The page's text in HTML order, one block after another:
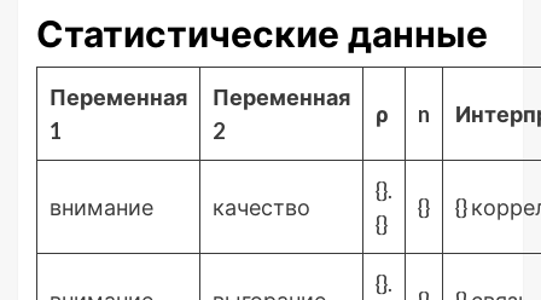
Статистические данные
Переменная
1
Переменная
2
ρ n
внимание качество
{}.
{}
{} {}
{}.